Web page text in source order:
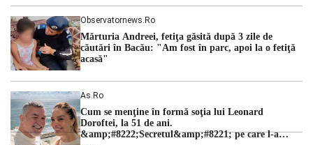
Observatornews.ro
Mărturia Andreei, fetiţa găsită după 3 zile de
căutări în Bacău: "Am fost în parc, apoi la o fetiţă
acasă"
As.ro
Cum se menţine în formă soţia lui Leonard
Doroftei, la 51 de ani.
&amp;#8222;Secretul&amp;#8221; pe care l-a